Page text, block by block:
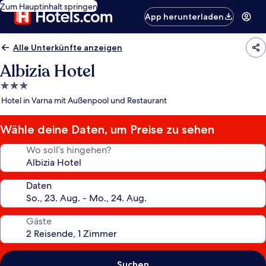
Zum Hauptinhalt springen
App herunterladen
Alle Unterkünfte anzeigen
Albizia Hotel
3.0-
Sterne-
Hotel in Varna mit Außenpool und Restaurant
Wähle deine Daten, um Preise zu sehen
Wo soll’s hingehen?
Daten
Gäste